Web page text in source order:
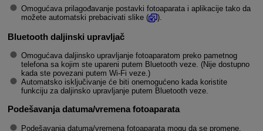
Omogućava prilagođavanje postavki fotoaparata i aplikacije tako da
možete automatski prebacivati slike (
).
Bluetooth daljinski upravljač
Omogućava daljinsko upravljanje fotoaparatom preko pametnog
telefona sa kojim ste upareni putem Bluetooth veze. (Nije dostupno
kada ste povezani putem Wi-Fi veze.)
Automatsko isključivanje će biti onemogućeno kada koristite
funkciju za daljinsko upravljanje putem Bluetooth veze.
Podešavanja datuma/vremena fotoaparata
Podešavanja datuma/vremena fotoaparata mogu da se promene.